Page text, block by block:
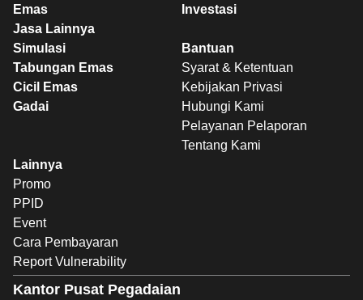
Emas
Jasa Lainnya
Investasi
Simulasi
Tabungan Emas
Cicil Emas
Gadai
Bantuan
Syarat & Ketentuan
Kebijakan Privasi
Hubungi Kami
Pelayanan Pelaporan
Tentang Kami
Lainnya
Promo
PPID
Event
Cara Pembayaran
Report Vulnerability
Kantor Pusat Pegadaian